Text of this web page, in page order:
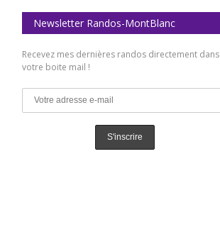
Newsletter Randos-MontBlanc
Recevez mes dernières randos directement dans
votre boite mail !